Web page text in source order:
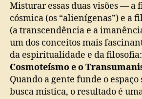
Misturar essas duas visões — a
cósmica (os “alienígenas”) e a
(a transcendência e a
um dos conceitos mais
da espiritualidade e da filosofia:
Cosmoteísmo e o
Quando a gente funde o
busca mística, o resultado é